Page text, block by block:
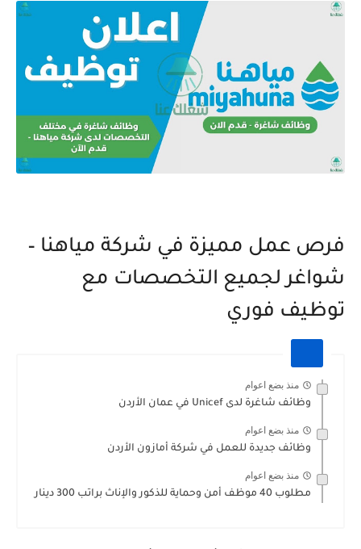
فرص عمل مميزة في شركة مياهنا –
شواغر لجميع التخصصات مع
توظيف فوري
منذ بضع اعوام
وظائف شاغرة لدى Unicef في عمان الأردن
منذ بضع اعوام
وظائف جديدة للعمل في شركة أمازون الأردن
منذ بضع اعوام
مطلوب 40 موظف أمن وحماية للذكور والإناث براتب 300 دينار